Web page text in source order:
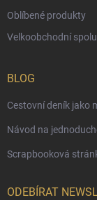
Oblíbené produkty
Velkoobchodní
BLOG
Cestovní deník jako
Návod na
Scrapbooková
ODEBÍRAT